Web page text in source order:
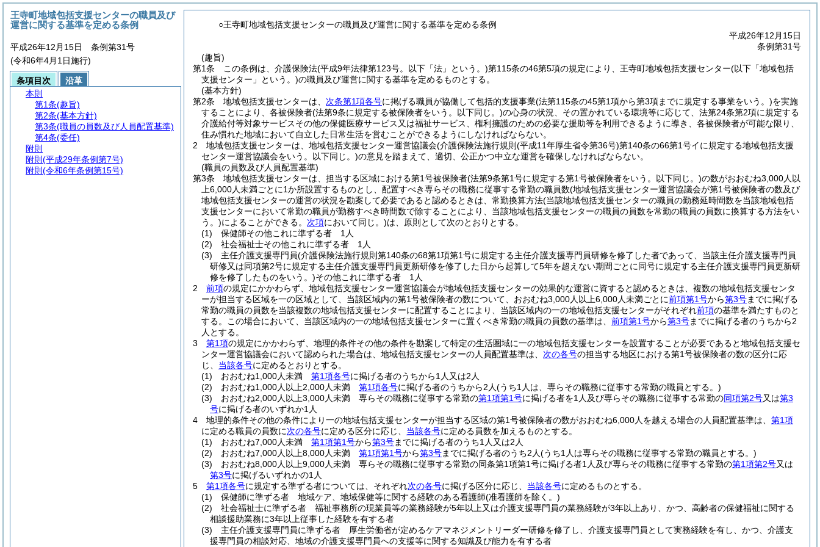
○王寺町地域包括支援センターの職員及び運営に関する基準を定める条例
平成26年12月15日
条例第31号
(趣旨)
第1条
この条例は、介護保険法(平成9年法律第123号。以下「法」という。)第115条の46第5項の規定により、王寺町地域包括支援センター(以下「地域包括
支援センター」という。)の職員及び運営に関する基準を定めるものとする。
(基本方針)
第2条
地域包括支援センターは、 次条第1項各号に掲げる職員が協働して包括的支援事業(法第115条の45第1項から第3項までに規定する事業をいう。)を実施
することにより、各被保険者(法第9条に規定する被保険者をいう。以下同じ。)の心身の状況、その置かれている環境等に応じて、法第24条第2項に規定する
介護給付等対象サービスその他の保健医療サービス又は福祉サービス、権利擁護のための必要な援助等を利用できるように導き、各被保険者が可能な限り、
住み慣れた地域において自立した日常生活を営むことができるようにしなければならない。
2
地域包括支援センターは、地域包括支援センター運営協議会(介護保険法施行規則 (平成11年厚生省令第36号)第140条の66第1号イに規定する地域包括支援
センター運営協議会をいう。以下同じ。)の意見を踏まえて、適切、公正かつ中立な運営を確保しなければならない。
(職員の員数及び人員配置基準)
第3条
地域包括支援センターは、担当する区域における第1号被保険者(法第9条第1号に規定する第1号被保険者をいう。以下同じ。)の数がおおむね3,000人以
上6,000人未満ごとに1か所設置するものとし、配置すべき専らその職務に従事する常勤の職員数(地域包括支援センター運営協議会が第1号被保険者の数及び
地域包括支援センターの運営の状況を勘案して必要であると認めるときは、常勤換算方法(当該地域包括支援センターの職員の勤務延時間数を当該地域包括
支援センターにおいて常勤の職員が勤務すべき時間数で除することにより、当該地域包括支援センターの職員の員数を常勤の職員の員数に換算する方法をい
う。)によることができる。 次項において同じ。)は、原則として次のとおりとする。
(1)
保健師その他これに準ずる者 1人
(2)
社会福祉士その他これに準ずる者 1人
(3)
主任介護支援専門員(介護保険法施行規則第140条の68第1項第1号に規定する主任介護支援専門員研修を修了した者であって、当該主任介護支援専門員
研修又は同項第2号に規定する主任介護支援専門員更新研修を修了した日から起算して5年を超えない期間ごとに同号に規定する主任介護支援専門員更新研
修を修了したものをいう。)その他これに準ずる者 1人
2
前項の規定にかかわらず、地域包括支援センター運営協議会が地域包括支援センターの効果的な運営に資すると認めるときは、複数の地域包括支援センタ
ーが担当する区域を一の区域として、当該区域内の第1号被保険者の数について、おおむね3,000人以上6,000人未満ごとに前項第1号から第3号までに掲げる
常勤の職員の員数を当該複数の地域包括支援センターに配置することにより、当該区域内の一の地域包括支援センターがそれぞれ前項の基準を満たすものと
する。
この場合において、当該区域内の一の地域包括支援センターに置くべき常勤の職員の員数の基準は、 前項第1号から第3号までに掲げる者のうちから2
人とする。
3
第1項の規定にかかわらず、地理的条件その他の条件を勘案して特定の生活圏域に一の地域包括支援センターを設置することが必要であると地域包括支援セ
ンター運営協議会において認められた場合は、地域包括支援センターの人員配置基準は、 次の各号の担当する地区における第1号被保険者の数の区分に応
じ、 当該各号に定めるとおりとする。
(1)
おおむね1,000人未満 第1項各号に掲げる者のうちから1人又は2人
(2)
おおむね1,000人以上2,000人未満 第1項各号に掲げる者のうちから2人(うち1人は、専らその職務に従事する常勤の職員とする。)
(3)
おおむね2,000人以上3,000人未満 専らその職務に従事する常勤の第1項第1号に掲げる者を1人及び専らその職務に従事する常勤の同項第2号又は第3
号に掲げる者のいずれか1人
4
地理的条件その他の条件により一の地域包括支援センターが担当する区域の第1号被保険者の数がおおむね6,000人を越える場合の人員配置基準は、 第1項
に定める職員の員数に次の各号に定める区分に応じ、 当該各号に定める員数を加えるものとする。
(1)
おおむね7,000人未満 第1項第1号から第3号までに掲げる者のうち1人又は2人
(2)
おおむね7,000人以上8,000人未満 第1項第1号から第3号までに掲げる者のうち2人(うち1人は専らその職務に従事する常勤の職員とする。)
(3)
おおむね8,000人以上9,000人未満 専らその職務に従事する常勤の同条第1項第1号に掲げる者1人及び専らその職務に従事する常勤の第1項第2号又は
第3号に掲げるいずれかの1人
5
第1項各号に規定する準ずる者については、それぞれ次の各号に掲げる区分に応じ、 当該各号に定めるものとする。
(1)
保健師に準ずる者 地域ケア、地域保健等に関する経験のある看護師(准看護師を除く。)
(2)
社会福祉士に準ずる者 福祉事務所の現業員等の業務経験が5年以上又は介護支援専門員の業務経験が3年以上あり、かつ、高齢者の保健福祉に関する
相談援助業務に3年以上従事した経験を有する者
(3)
主任介護支援専門員に準ずる者 厚生労働省が定めるケアマネジメントリーダー研修を修了し、介護支援専門員として実務経験を有し、かつ、介護支
援専門員の相談対応、地域の介護支援専門員への支援等に関する知識及び能力を有する者
王寺町地域包括支援センターの職員及び
運営に関する基準を定める条例
平成26年12月15日 条例第31号
(令和6年4月1日施行)
条項目次
沿革
本則
第1条(趣旨)
第2条(基本方針)
第3条(職員の員数及び人員配置基準)
第4条(委任)
附則
附則 (平成29年条例第7号)
附則 (令和6年条例第15号)